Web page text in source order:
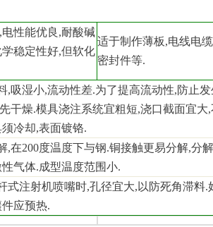
性能优良,耐酸碱
稳定性好,但软化
适于制作薄板,电线电
密封件等.
,吸湿小,流动性差.为了提高流动性,防止
干燥.模具浇注系统宜粗短,浇口截面宜大
冷却,表面镀铬.
,在200度温度下与钢.铜接触更易分解,分
性气体.成型温度范围小.
式注射机喷嘴时,孔径宜大,以防死角滞料.
应预热.